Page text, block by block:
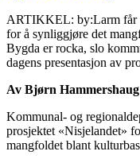
ARTIKKEL: by:Larm får
for å synliggjøre det
Bygda er rocka, slo
dagens presentasjon av
Av Bjørn Hammershaug
Kommunal- og
prosjektet «Nisjelandet»
mangfoldet blant